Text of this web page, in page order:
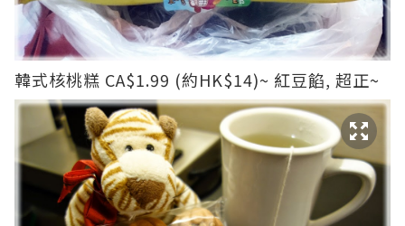
韓式核桃糕 CA$1.99 (約HK$14)~ 紅豆餡, 超正~